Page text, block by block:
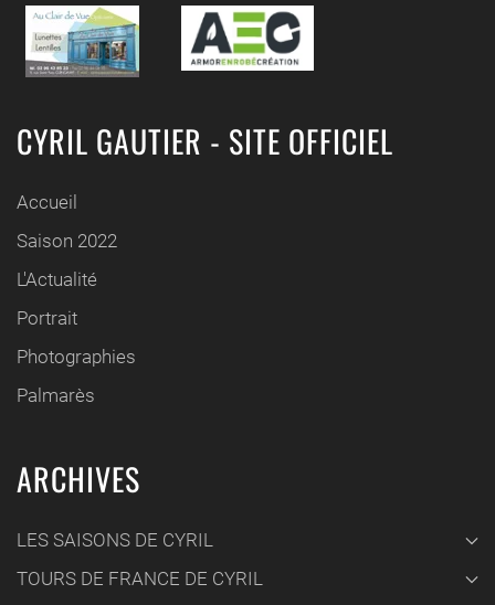
CYRIL GAUTIER - SITE OFFICIEL
Accueil
Saison 2022
L'Actualité
Portrait
Photographies
Palmarès
ARCHIVES
LES SAISONS DE CYRIL
TOURS DE FRANCE DE CYRIL